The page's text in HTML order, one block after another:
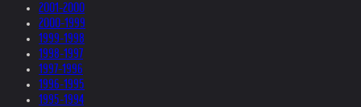
2001-2000
2000-1999
1999-1998
1998-1997
1997-1996
1996-1995
1995-1994